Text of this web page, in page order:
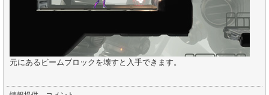
元にあるビームブロックを壊すと入手できます。